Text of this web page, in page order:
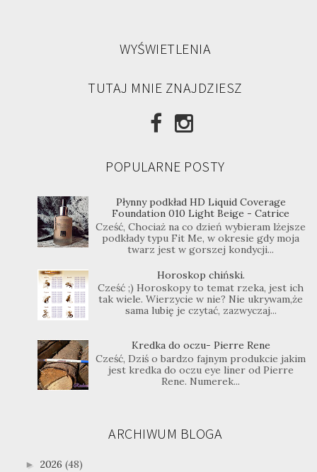
WYŚWIETLENIA
TUTAJ MNIE ZNAJDZIESZ
POPULARNE POSTY
Płynny podkład HD Liquid Coverage
Foundation 010 Light Beige - Catrice
Cześć, Chociaż na co dzień wybieram lżejsze
podkłady typu Fit Me, w okresie gdy moja
twarz jest w gorszej kondycji...
Horoskop chiński.
Cześć ;) Horoskopy to temat rzeka, jest ich
tak wiele. Wierzycie w nie? Nie ukrywam,że
sama lubię je czytać, zazwyczaj...
Kredka do oczu- Pierre Rene
Cześć, Dziś o bardzo fajnym produkcie jakim
jest kredka do oczu eye liner od Pierre
Rene. Numerek...
ARCHIWUM BLOGA
► 2026 (48)